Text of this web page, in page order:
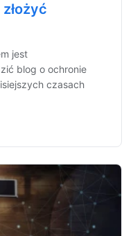
jest
blog o ochronie
czasach